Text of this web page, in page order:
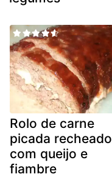
Rolo de carne
picada recheado
com queijo e
fiambre